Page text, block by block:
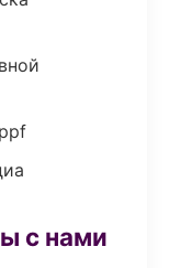
с нами